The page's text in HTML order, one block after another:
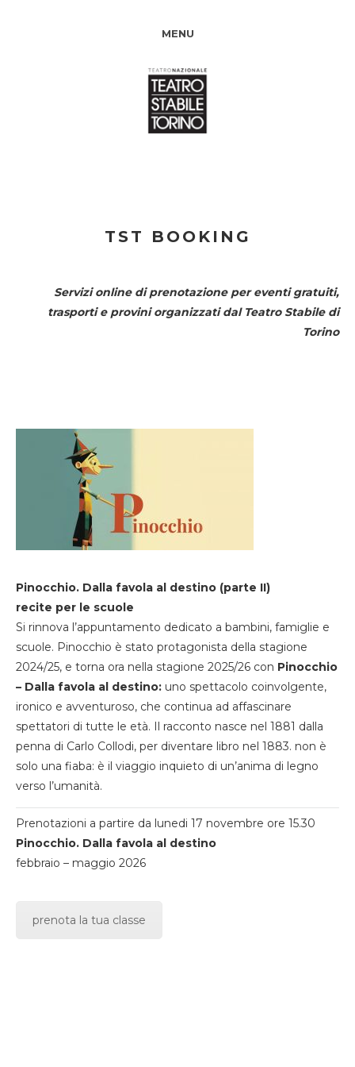
MENU
TST BOOKING
Servizi online di prenotazione per eventi gratuiti,
trasporti e provini organizzati dal Teatro Stabile di
Torino
Pinocchio. Dalla favola al destino (parte II)
recite per le scuole
Si rinnova l’appuntamento dedicato a bambini, famiglie e
scuole. Pinocchio è stato protagonista della stagione
2024/25, e torna ora nella stagione 2025/26 con Pinocchio
– Dalla favola al destino: uno spettacolo coinvolgente,
ironico e avventuroso, che continua ad affascinare
spettatori di tutte le età. Il racconto nasce nel 1881 dalla
penna di Carlo Collodi, per diventare libro nel 1883. non è
solo una fiaba: è il viaggio inquieto di un’anima di legno
verso l’umanità.
Prenotazioni a partire da lunedi 17 novembre ore 15.30
Pinocchio. Dalla favola al destino
febbraio – maggio 2026
prenota la tua classe